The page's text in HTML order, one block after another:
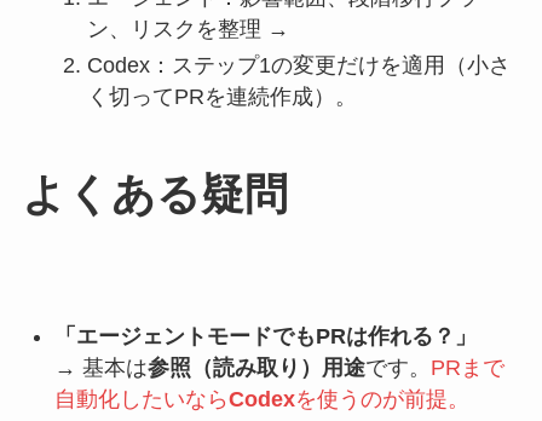
ン、リスクを整理 →
Codex：ステップ1の変更だけを適用（小さ
く切ってPRを連続作成）。
よくある疑問
「エージェントモードでもPRは作れる？」
→ 基本は参照（読み取り）用途です。 PRまで
自動化したいならCodexを使うのが前提。